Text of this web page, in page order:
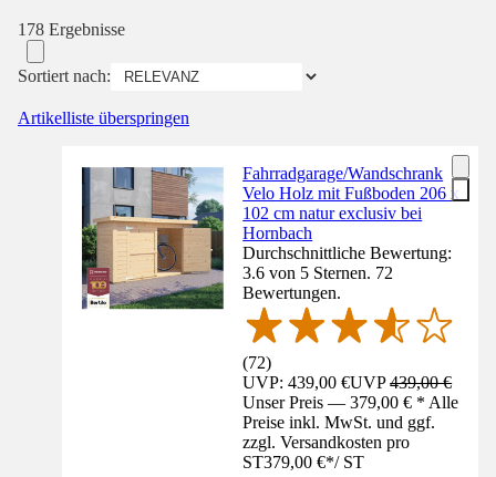
178 Ergebnisse
Sortiert nach:
Artikelliste überspringen
Fahrradgarage/Wandschrank
Velo Holz mit Fußboden 206 x
102 cm natur exclusiv bei
Hornbach
Durchschnittliche Bewertung:
3.6 von 5 Sternen. 72
Bewertungen.
(72)
UVP: 439,00 €UVP439,00 €
Unser Preis — 379,00 € * Alle
Preise inkl. MwSt. und ggf.
zzgl. Versandkosten pro
ST379,00 €*/ ST